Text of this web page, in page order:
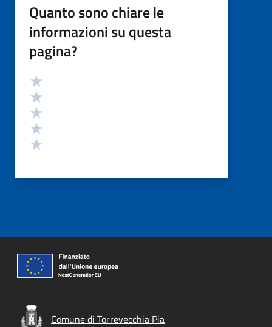
Quanto sono chiare le
informazioni su questa
pagina?
Valutazione
Comune di Torrevecchia Pia